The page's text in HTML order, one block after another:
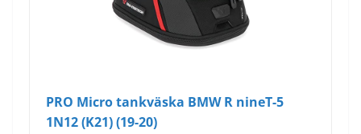
PRO Micro tankväska BMW R nineT-5
1N12 (K21) (19-20)